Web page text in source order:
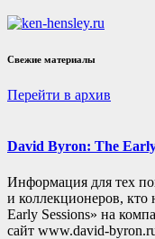
Свежие материалы
Перейти в архив
David Byron: The Early
Информация для тех
и коллекционеров, кто
Early Sessions» на
сайт www.david-